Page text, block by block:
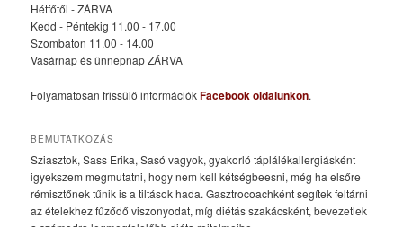
Hétfőtől - ZÁRVA
Kedd - Péntekig 11.00 - 17.00
Szombaton 11.00 - 14.00
Vasárnap és ünnepnap ZÁRVA
Folyamatosan frissülő információkFacebook oldalunkon.
BEMUTATKOZÁS
Sziasztok, Sass Erika, Sasó vagyok, gyakorló táplálékallergiásként
igyekszem megmutatni, hogy nem kell kétségbeesni, még ha elsőre
rémisztőnek tűnik is a tiltások hada. Gasztrocoachként segítek feltárni
az ételekhez fűződő viszonyodat, míg diétás szakácsként, bevezetlek